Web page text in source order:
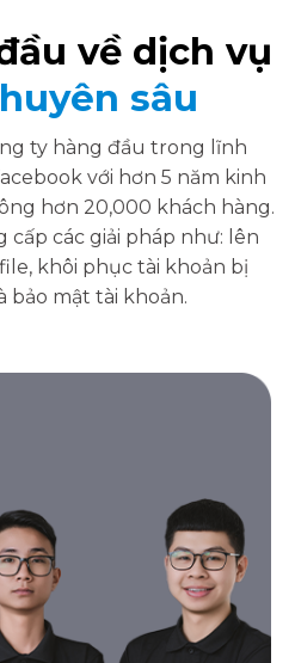
về dịch vụ
sâu
ty hàng đầu trong lĩnh
với hơn 5 năm kinh
hơn 20,000 khách hàng.
các giải pháp như: lên
khôi phục tài khoản bị
bảo mật tài khoản.